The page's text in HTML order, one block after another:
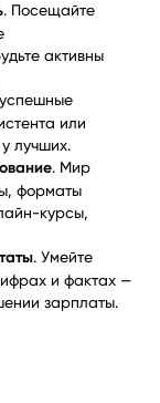
. Посещайте
активны
или
лучших.
. Мир
форматы
курсы,
. Умейте
и фактах —
зарплаты.